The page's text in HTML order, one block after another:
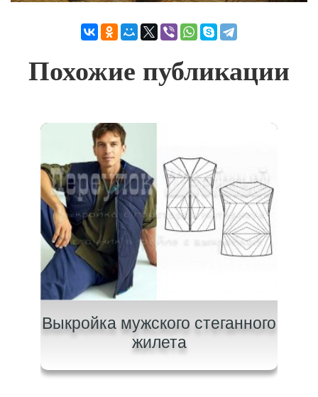
Похожие публикации
Выкройка мужского стеганного
жилета